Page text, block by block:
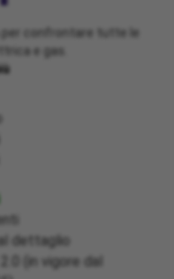
per confrontare tutte le
e gas.
dettaglio
(in vigore dal